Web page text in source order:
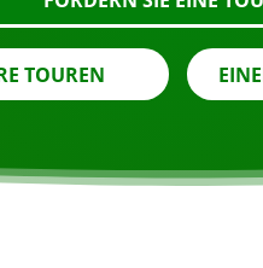
TOUREN